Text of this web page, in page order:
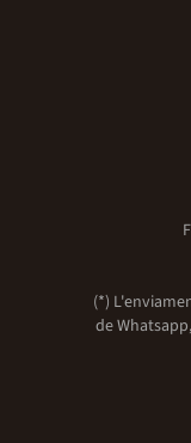
(*)
de